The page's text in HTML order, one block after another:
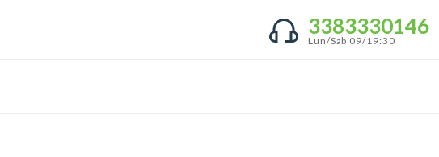
3383330146
Lun/Sab 09/19:30